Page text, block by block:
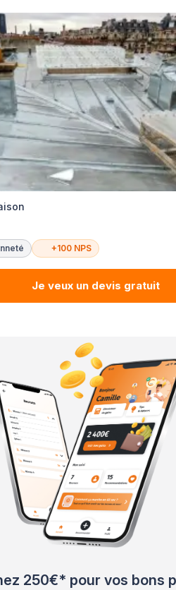
+100 NPS
Je veux un devis gratuit
250€* pour vos bons